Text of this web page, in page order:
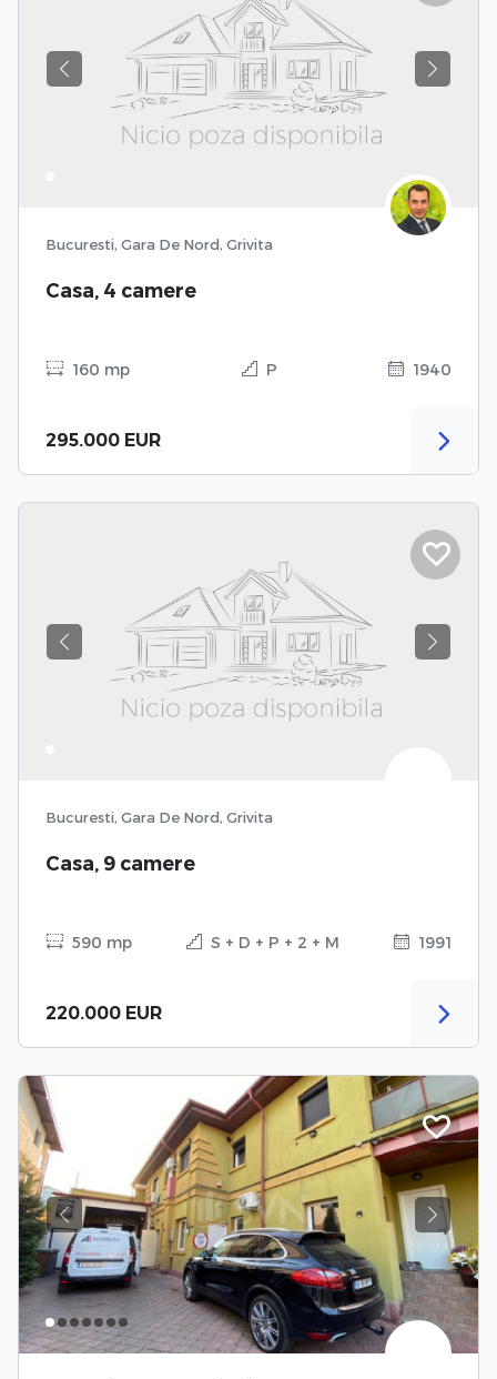
Previous Next
Bucuresti, Gara De Nord, Grivita
Casa, 4 camere
160 mp P 1940
295.000 EUR
Previous Next
Bucuresti, Gara De Nord, Grivita
Casa, 9 camere
590 mp S + D + P + 2 + M 1991
220.000 EUR
Previous Next